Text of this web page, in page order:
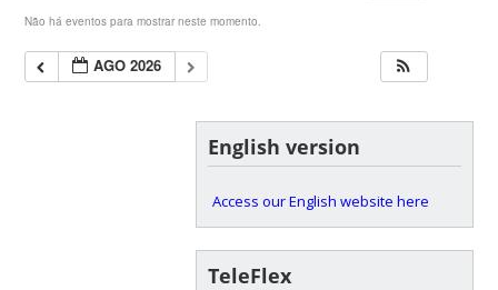
Não há eventos para mostrar neste momento.
AGO 2026
English version
Access our English website here
TeleFlex